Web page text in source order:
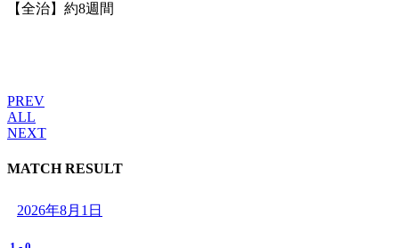
【全治】約8週間
PREV
ALL
NEXT
MATCH RESULT
2026年8月1日